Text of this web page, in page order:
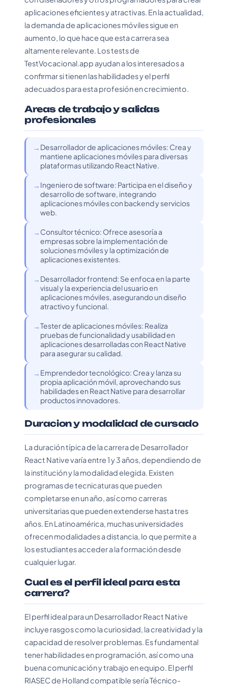
aplicaciones eficientes y atractivas. En la actualidad,
la demanda de aplicaciones móviles sigue en
aumento, lo que hace que esta carrera sea
altamente relevante. Los tests de
TestVocacional.app ayudan a los interesados a
confirmar si tienen las habilidades y el perfil
adecuados para esta profesión en crecimiento.
Areas de trabajo y salidas
profesionales
Desarrollador de aplicaciones móviles: Crea y
mantiene aplicaciones móviles para diversas
plataformas utilizando React Native.
Ingeniero de software: Participa en el diseño y
desarrollo de software, integrando
aplicaciones móviles con backend y servicios
web.
Consultor técnico: Ofrece asesoría a
empresas sobre la implementación de
soluciones móviles y la optimización de
aplicaciones existentes.
Desarrollador frontend: Se enfoca en la parte
visual y la experiencia del usuario en
aplicaciones móviles, asegurando un diseño
atractivo y funcional.
Tester de aplicaciones móviles: Realiza
pruebas de funcionalidad y usabilidad en
aplicaciones desarrolladas con React Native
para asegurar su calidad.
Emprendedor tecnológico: Crea y lanza su
propia aplicación móvil, aprovechando sus
habilidades en React Native para desarrollar
productos innovadores.
Duracion y modalidad de cursado
La duración típica de la carrera de Desarrollador
React Native varía entre 1 y 3 años, dependiendo de
la institución y la modalidad elegida. Existen
programas de tecnicaturas que pueden
completarse en un año, así como carreras
universitarias que pueden extenderse hasta tres
años. En Latinoamérica, muchas universidades
ofrecen modalidades a distancia, lo que permite a
los estudiantes acceder a la formación desde
cualquier lugar.
Cual es el perfil ideal para esta
carrera?
El perfil ideal para un Desarrollador React Native
incluye rasgos como la curiosidad, la creatividad y la
capacidad de resolver problemas. Es fundamental
tener habilidades en programación, así como una
buena comunicación y trabajo en equipo. El perfil
RIASEC de Holland compatible sería Técnico-